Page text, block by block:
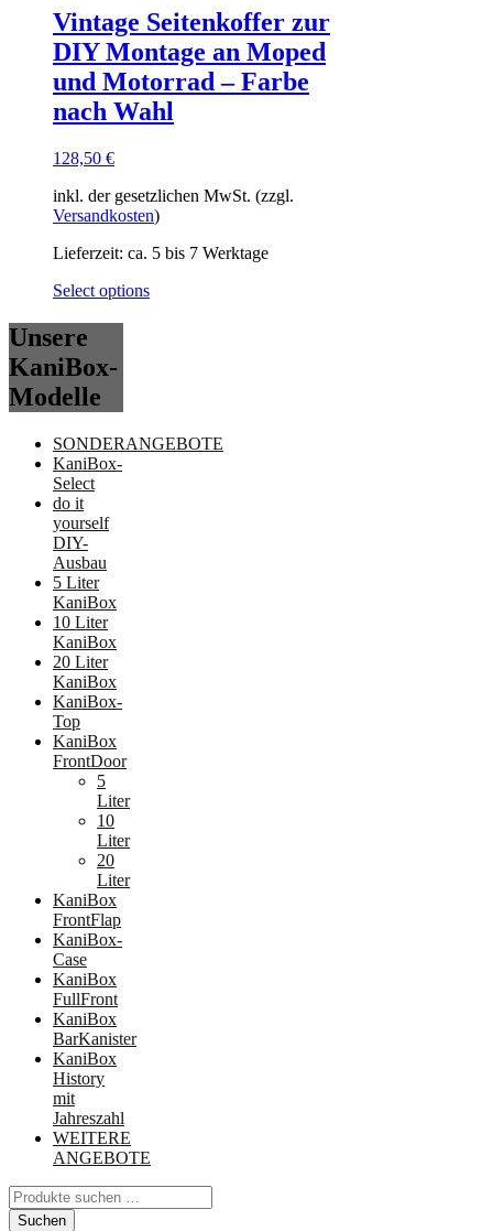
Vintage Seitenkoffer zur
DIY Montage an Moped
und Motorrad – Farbe
nach Wahl
128,50 €
inkl. der gesetzlichen MwSt. (zzgl.
Versandkosten)
Lieferzeit: ca. 5 bis 7 Werktage
Select options
Unsere
KaniBox-
Modelle
SONDERANGEBOTE
KaniBox-
Select
do it
yourself
DIY-
Ausbau
5 Liter
KaniBox
10 Liter
KaniBox
20 Liter
KaniBox
KaniBox-
Top
KaniBox
FrontDoor
5
Liter
10
Liter
20
Liter
KaniBox
FrontFlap
KaniBox-
Case
KaniBox
FullFront
KaniBox
BarKanister
KaniBox
History
mit
Jahreszahl
WEITERE
ANGEBOTE
Suchen
nach:
Suchen